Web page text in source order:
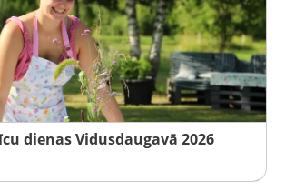
dienas Vidusdaugavā 2026